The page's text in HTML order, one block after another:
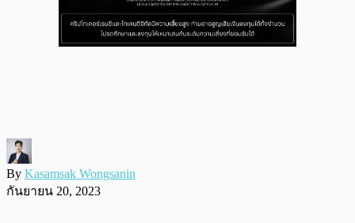
By Kasamsak Wongsanin
กันยายน 20, 2023